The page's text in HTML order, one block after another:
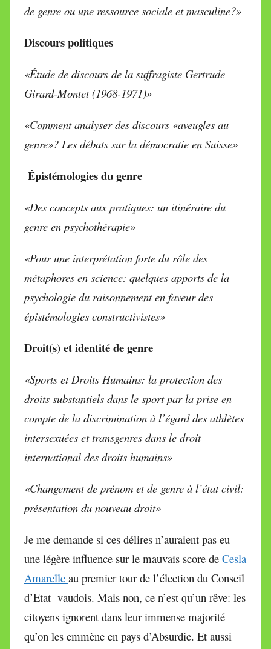
de genre ou une ressource sociale et masculine?»
Discours politiques
«Étude de discours de la suffragiste Gertrude
Girard-Montet (1968-1971)»
«Comment analyser des discours «aveugles au
genre»? Les débats sur la démocratie en Suisse»
Épistémologies du genre
«Des concepts aux pratiques: un itinéraire du
genre en psychothérapie»
«Pour une interprétation forte du rôle des
métaphores en science: quelques apports de la
psychologie du raisonnement en faveur des
épistémologies constructivistes»
Droit(s) et identité de genre
«Sports et Droits Humains: la protection des
droits substantiels dans le sport par la prise en
compte de la discrimination à l’égard des athlètes
intersexuées et transgenres dans le droit
international des droits humains»
«Changement de prénom et de genre à l’état civil:
présentation du nouveau droit»
Je me demande si ces délires n’auraient pas eu
une légère influence sur le mauvais score de Cesla
Amarelle au premier tour de l’élection du Conseil
d’Etat vaudois. Mais non, ce n’est qu’un rêve: les
citoyens ignorent dans leur immense majorité
qu’on les emmène en pays d’Absurdie. Et aussi